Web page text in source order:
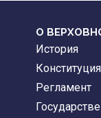
О
История
Конституция
Регламент